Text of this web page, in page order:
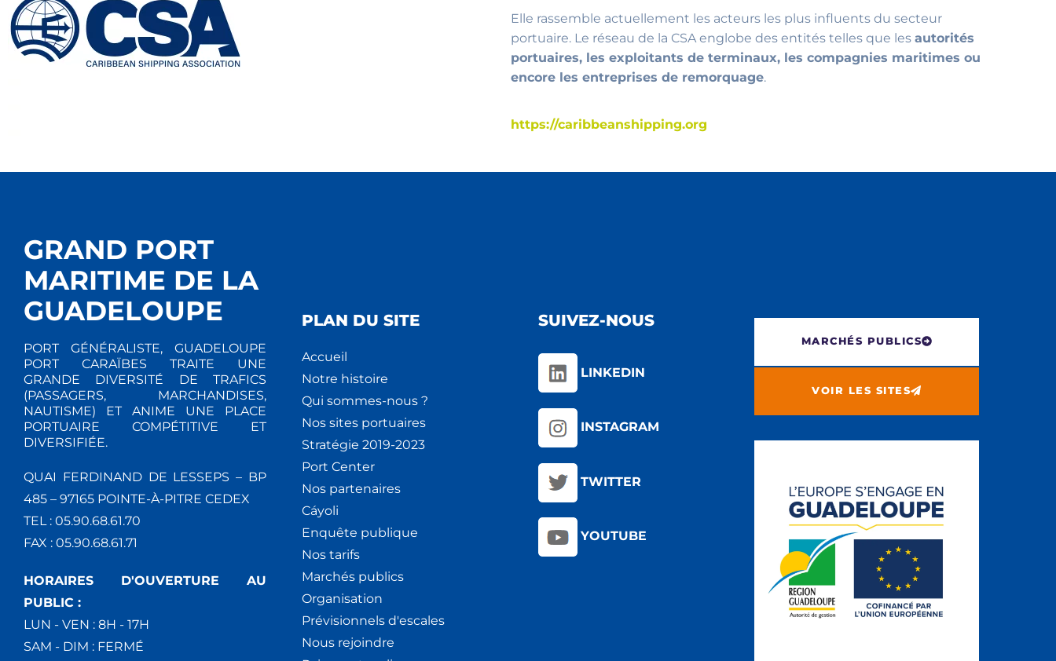
Elle rassemble actuellement les acteurs les plus influents du secteur
portuaire. Le réseau de la CSA englobe des entités telles que les autorités
portuaires, les exploitants de terminaux, les compagnies maritimes ou
encore les entreprises de remorquage.
https://caribbeanshipping.org
GRAND PORT
MARITIME DE LA
GUADELOUPE
PORT GÉNÉRALISTE, GUADELOUPE
PORT CARAÏBES TRAITE UNE
GRANDE DIVERSITÉ DE TRAFICS
(PASSAGERS, MARCHANDISES,
NAUTISME) ET ANIME UNE PLACE
PORTUAIRE COMPÉTITIVE ET
DIVERSIFIÉE.
QUAI FERDINAND DE LESSEPS – BP
485 – 97165 POINTE-À-PITRE CEDEX
TEL : 05.90.68.61.70
FAX : 05.90.68.61.71
HORAIRES D'OUVERTURE AU
PUBLIC :
LUN - VEN : 8H - 17H
SAM - DIM : FERMÉ
PLAN DU SITE
Accueil
Notre histoire
Qui sommes-nous ?
Nos sites portuaires
Stratégie 2019-2023
Port Center
Nos partenaires
Cáyoli
Enquête publique
Nos tarifs
Marchés publics
Organisation
Prévisionnels d'escales
Nous rejoindre
SUIVEZ-NOUS
LINKEDIN
INSTAGRAM
TWITTER
YOUTUBE
MARCHÉS PUBLICS
VOIR LES SITES